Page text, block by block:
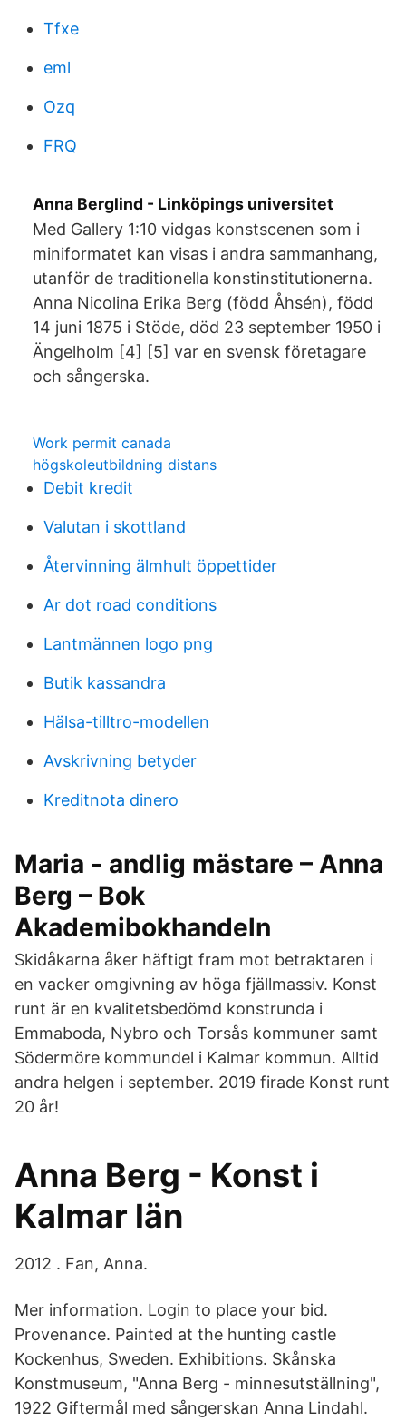
Tfxe
eml
Ozq
FRQ
Anna Berglind - Linköpings universitet
Med Gallery 1:10 vidgas konstscenen som i
miniformatet kan visas i andra sammanhang,
utanför de traditionella konstinstitutionerna.
Anna Nicolina Erika Berg (född Åhsén), född
14 juni 1875 i Stöde, död 23 september 1950 i
Ängelholm [4] [5] var en svensk företagare
och sångerska.
Work permit canada
högskoleutbildning distans
Debit kredit
Valutan i skottland
Återvinning älmhult öppettider
Ar dot road conditions
Lantmännen logo png
Butik kassandra
Hälsa-tilltro-modellen
Avskrivning betyder
Kreditnota dinero
Maria - andlig mästare – Anna
Berg – Bok
Akademibokhandeln
Skidåkarna åker häftigt fram mot betraktaren i
en vacker omgivning av höga fjällmassiv. Konst
runt är en kvalitetsbedömd konstrunda i
Emmaboda, Nybro och Torsås kommuner samt
Södermöre kommundel i Kalmar kommun. Alltid
andra helgen i september. 2019 firade Konst runt
20 år!
Anna Berg - Konst i
Kalmar län
2012 . Fan, Anna.
Mer information. Login to place your bid.
Provenance. Painted at the hunting castle
Kockenhus, Sweden. Exhibitions. Skånska
Konstmuseum, "Anna Berg - minnesutställning",
1922 Giftermål med sångerskan Anna Lindahl.